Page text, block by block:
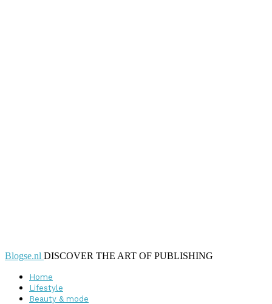
Blogse.nl DISCOVER THE ART OF PUBLISHING
Home
Lifestyle
Beauty & mode